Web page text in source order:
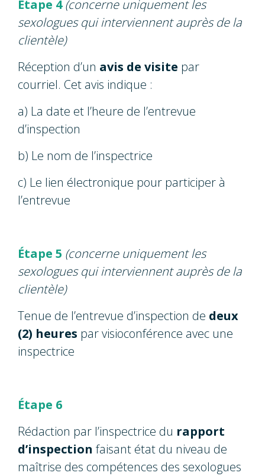
Étape 4 (concerne uniquement les
sexologues qui interviennent auprès de la
clientèle)
Réception d’un avis de visite par
courriel. Cet avis indique :
a) La date et l’heure de l’entrevue
d’inspection
b) Le nom de l’inspectrice
c) Le lien électronique pour participer à
l’entrevue
Étape 5 (concerne uniquement les
sexologues qui interviennent auprès de la
clientèle)
Tenue de l’entrevue d’inspection de deux
(2) heures par visioconférence avec une
inspectrice
Étape 6
Rédaction par l’inspectrice du rapport
d’inspection faisant état du niveau de
maîtrise des compétences des sexologues